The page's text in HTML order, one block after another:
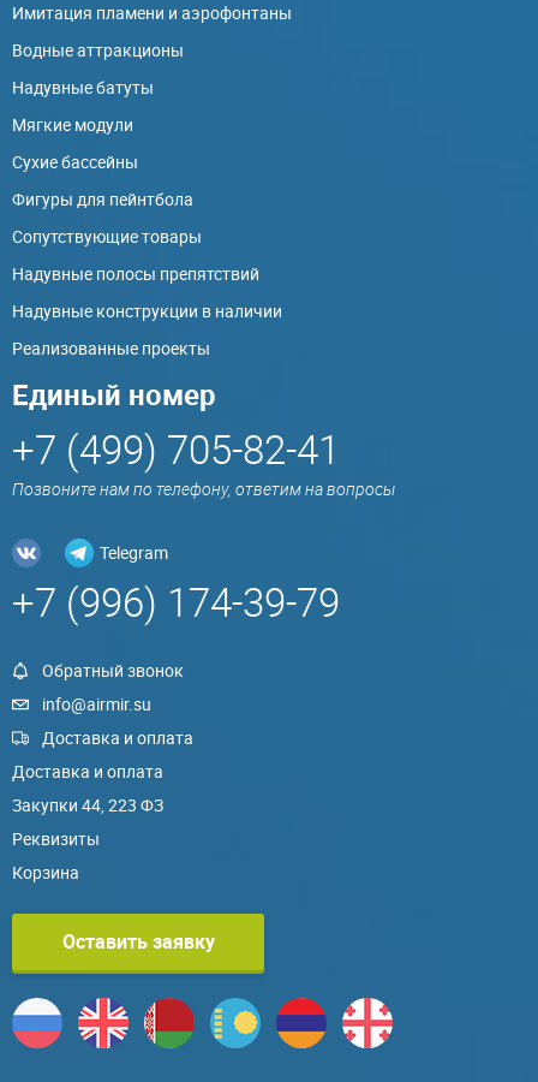
Имитация пламени и аэрофонтаны
Водные аттракционы
Надувные батуты
Мягкие модули
Сухие бассейны
Фигуры для пейнтбола
Сопутствующие товары
Надувные полосы препятствий
Надувные конструкции в наличии
Реализованные проекты
Единый номер
+7 (499) 705-82-41
Позвоните нам по телефону, ответим на вопросы
Telegram
+7 (996) 174-39-79
Обратный звонок
info@airmir.su
Доставка и оплата
Доставка и оплата
Закупки 44, 223 ФЗ
Реквизиты
Корзина
Оставить заявку